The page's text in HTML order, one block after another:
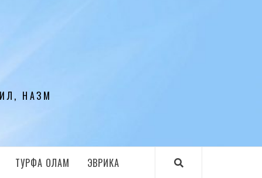
НАЗМ
ТУРФА ОЛАМ ЭВРИКА